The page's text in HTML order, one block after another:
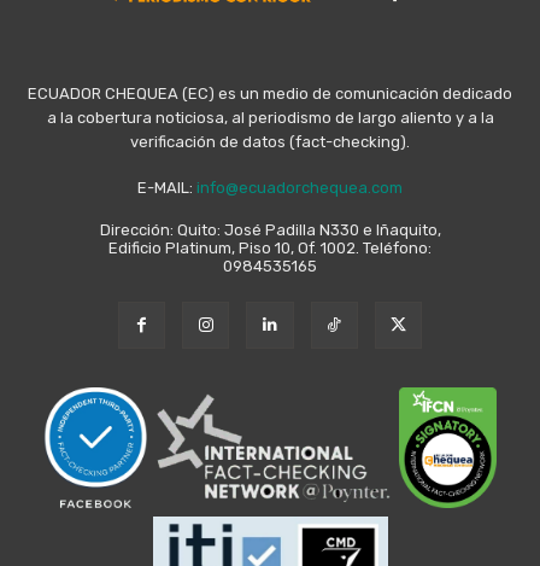
ECUADOR CHEQUEA (EC) es un medio de comunicación dedicado
a la cobertura noticiosa, al periodismo de largo aliento y a la
verificación de datos (fact-checking).
E-MAIL: info@ecuadorchequea.com
Dirección: Quito: José Padilla N330 e Iñaquito,
Edificio Platinum, Piso 10, Of. 1002. Teléfono:
0984535165